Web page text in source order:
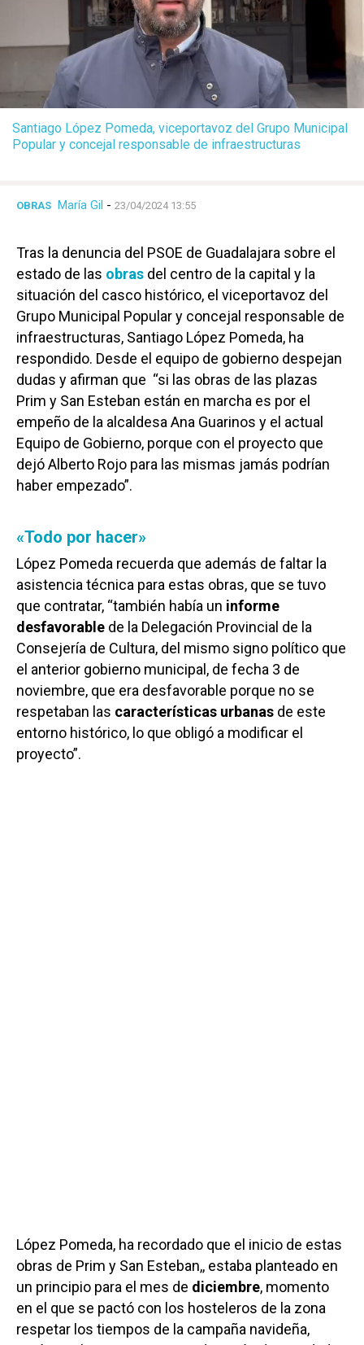
Santiago López Pomeda, viceportavoz del Grupo Municipal
Popular y concejal responsable de infraestructuras
OBRAS María Gil - 23/04/2024 13:55
Tras la denuncia del PSOE de Guadalajara sobre el
estado de las obras del centro de la capital y la
situación del casco histórico, el viceportavoz del
Grupo Municipal Popular y concejal responsable de
infraestructuras, Santiago López Pomeda, ha
respondido. Desde el equipo de gobierno despejan
dudas y afirman que “si las obras de las plazas
Prim y San Esteban están en marcha es por el
empeño de la alcaldesa Ana Guarinos y el actual
Equipo de Gobierno, porque con el proyecto que
dejó Alberto Rojo para las mismas jamás podrían
haber empezado”.
«Todo por hacer»
López Pomeda recuerda que además de faltar la
asistencia técnica para estas obras, que se tuvo
que contratar, “también había un informe
desfavorable de la Delegación Provincial de la
Consejería de Cultura, del mismo signo político que
el anterior gobierno municipal, de fecha 3 de
noviembre, que era desfavorable porque no se
respetaban las características urbanas de este
entorno histórico, lo que obligó a modificar el
proyecto”.
López Pomeda, ha recordado que el inicio de estas
obras de Prim y San Esteban,, estaba planteado en
un principio para el mes de diciembre, momento
en el que se pactó con los hosteleros de la zona
respetar los tiempos de la campaña navideña,